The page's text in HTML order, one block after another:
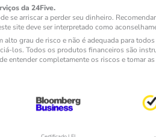
da 24Five.
se arriscar a perder seu dinheiro.
site deve ser interpretado como
grau de risco e não é adequada para
los. Todos os produtos financeiros são
entender completamente os riscos e tomar